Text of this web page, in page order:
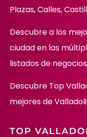
Plazas, Calles,
Descubrea los
ciudad en las
listados de
Descubre Top
mejores de
TOP